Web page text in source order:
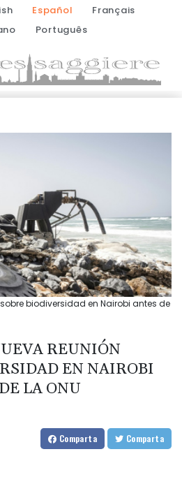
Español
Français
Português
biodiversidad en Nairobi antes de
REUNIÓN
EN NAIROBI
LA ONU
Comparta Comparta